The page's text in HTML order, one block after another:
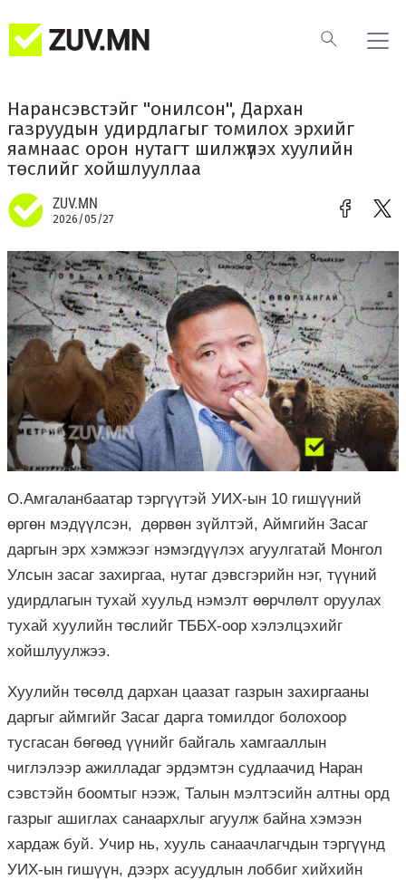
Нарансэвстэйг "онилсон", Дархан
газруудын удирдлагыг томилох эрхийг
яамнаас орон нутагт шилжүүлэх хуулийн
төслийг хойшлууллаа
ZUV.MN
2026/05/27
О.Амгаланбаатар тэргүүтэй УИХ-ын 10 гишүүний
өргөн мэдүүлсэн, дөрвөн зүйлтэй, Аймгийн Засаг
даргын эрх хэмжээг нэмэгдүүлэх агуулгатай Монгол
Улсын засаг захиргаа, нутаг дэвсгэрийн нэг, түүний
удирдлагын тухай хуульд нэмэлт өөрчлөлт оруулах
тухай хуулийн төслийг ТББХ-оор хэлэлцэхийг
хойшлуулжээ.
Хуулийн төсөлд дархан цаазат газрын захиргааны
даргыг аймгийг Засаг дарга томилдог болохоор
тусгасан бөгөөд үүнийг байгаль хамгааллын
чиглэлээр ажилладаг эрдэмтэн судлаачид Наран
сэвстэйн боомтыг нээж, Талын мэлтэсийн алтны орд
газрыг ашиглах санаархлыг агуулж байна хэмээн
хардаж буй. Учир нь, хууль санаачлагчдын тэргүүнд
УИХ-ын гишүүн, дээрх асуудлын лоббиг хийхийн